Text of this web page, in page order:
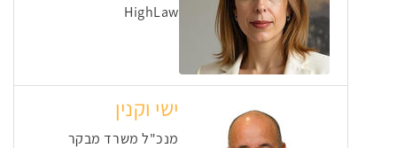
HighLaw
ישי וקנין
מנכ"ל משרד מבקר